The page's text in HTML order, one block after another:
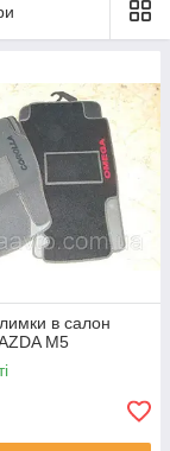
в салон
M5